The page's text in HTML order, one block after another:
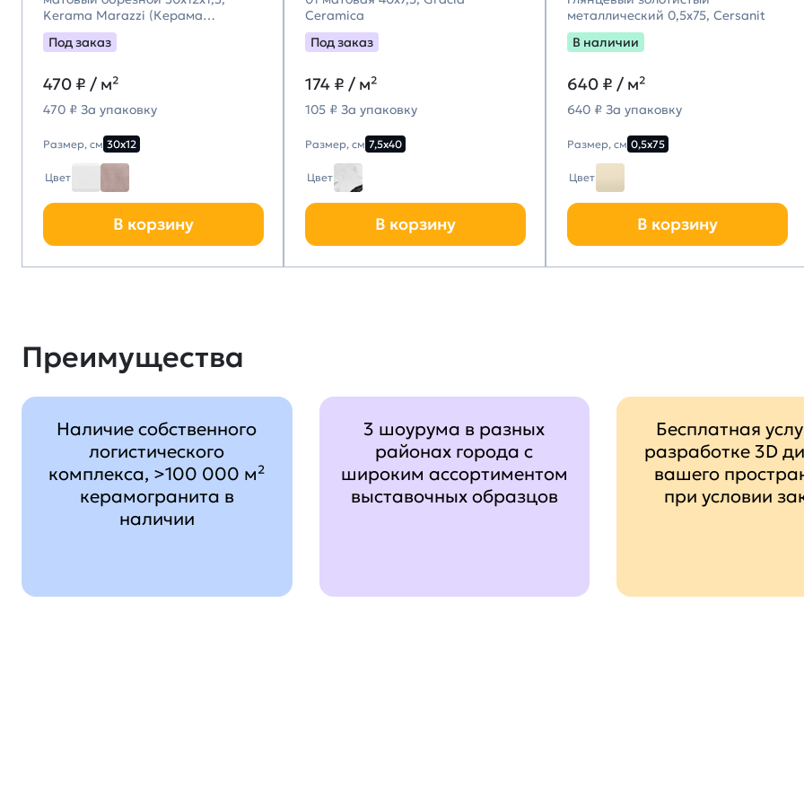
Kerama Marazzi (Керама
Марацци)
Под заказ
470 ₽ / м²
470 ₽ За упаковку
Размер, см 30х12
Цвет
В корзину
Ceramica
Под заказ
174 ₽ / м²
105 ₽ За упаковку
Размер, см 7,5х40
Цвет
В корзину
металлический 0,5х75, Cersanit
В наличии
640 ₽ / м²
640 ₽ За упаковку
Размер, см 0,5х75
Цвет
В корзину
Преимущества
Наличие собственного
логистического
комплекса, >100 000 м²
керамогранита в
наличии
3 шоурума в разных
районах города с
широким ассортиментом
выставочных образцов
Бесплатная
разработке 3D
вашего
при условии